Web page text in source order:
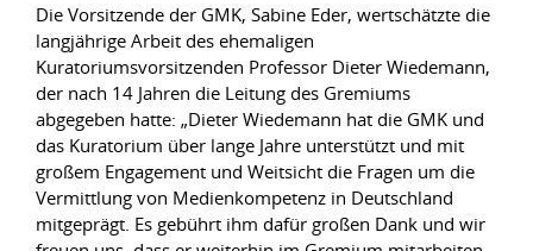
Die Vorsitzende der GMK, Sabine Eder, wertschätzte die
langjährige Arbeit des ehemaligen
Kuratoriumsvorsitzenden Professor Dieter Wiedemann,
der nach 14 Jahren die Leitung des Gremiums
abgegeben hatte: „Dieter Wiedemann hat die GMK und
das Kuratorium über lange Jahre unterstützt und mit
großem Engagement und Weitsicht die Fragen um die
Vermittlung von Medienkompetenz in Deutschland
mitgeprägt. Es gebührt ihm dafür großen Dank und wir